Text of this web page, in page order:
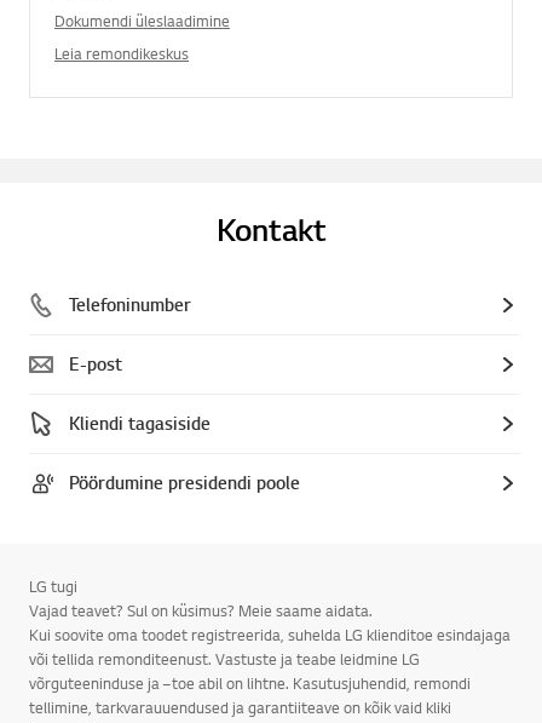
Dokumendi üleslaadimine
Leia remondikeskus
Kontakt
Telefoninumber
E-post
Kliendi tagasiside
Pöördumine presidendi poole
LG tugi
Vajad teavet? Sul on küsimus? Meie saame aidata.
Kui soovite oma toodet registreerida, suhelda LG klienditoe esindajaga
või tellida remonditeenust. Vastuste ja teabe leidmine LG
võrguteeninduse ja –toe abil on lihtne. Kasutusjuhendid, remondi
tellimine, tarkvarauuendused ja garantiiteave on kõik vaid kliki